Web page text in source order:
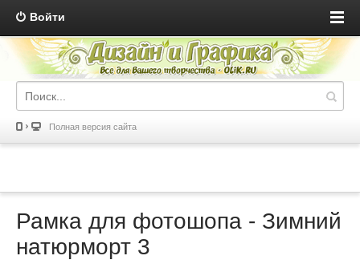
Войти
Полная версия сайта
Рамка для фотошопа - Зимний
натюрморт 3